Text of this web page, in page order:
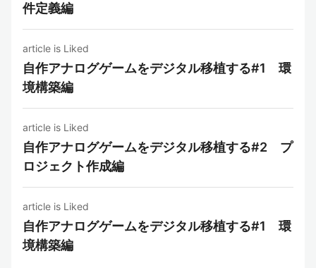
件定義編
article is Liked
自作アナログゲームをデジタル移植する#1 環
境構築編
article is Liked
自作アナログゲームをデジタル移植する#2 プ
ロジェクト作成編
article is Liked
自作アナログゲームをデジタル移植する#1 環
境構築編